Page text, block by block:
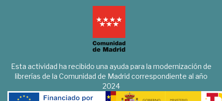
Esta actividad ha recibido una ayuda para la modernización de
librerías de la Comunidad de Madrid correspondiente al año
2024